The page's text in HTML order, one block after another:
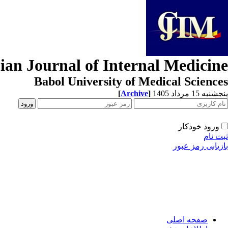
Journal of Internal Medicine
Babol University of Medical Sciences
پنجشنبه 15 مرداد 1405 [Archive]
ورود خودکار
ثبت نام
بازیابی رمز عبور
صفحه اصلی